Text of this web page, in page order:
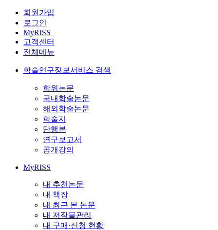
회원가입
로그인
MyRISS
고객센터
전체메뉴
학술연구정보서비스 검색
학위논문
국내학술논문
해외학술논문
학술지
단행본
연구보고서
공개강의
MyRISS
내 추천논문
내 책장
내 최근 본 논문
내 저작물관리
내 구매·신청 현황